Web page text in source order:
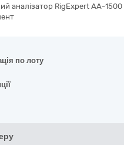
аналізатор RigExpert AA-1500
по лоту